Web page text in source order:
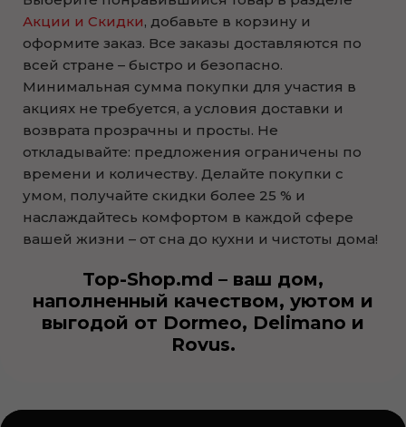
Акции и Скидки, добавьте в корзину и
оформите заказ. Все заказы доставляются по
всей стране – быстро и безопасно.
Минимальная сумма покупки для участия в
акциях не требуется, а условия доставки и
возврата прозрачны и просты. Не
откладывайте: предложения ограничены по
времени и количеству. Делайте покупки с
умом, получайте скидки более 25 % и
наслаждайтесь комфортом в каждой сфере
вашей жизни – от сна до кухни и чистоты дома!
Top-Shop.md – ваш дом,
наполненный качеством, уютом и
выгодой от Dormeo, Delimano и
Rovus.